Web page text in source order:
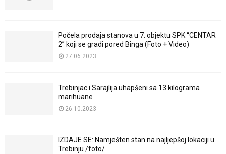
Počela prodaja stanova u 7. objektu SPK “CENTAR
2” koji se gradi pored Binga (Foto + Video)
27.06.2023
Trebinjac i Sarajlija uhapšeni sa 13 kilograma
marihuane
26.10.2023
IZDAJE SE: Namješten stan na najljepšoj lokaciji u
Trebinju /foto/